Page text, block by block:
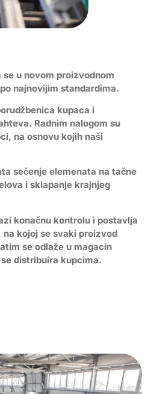
u novom proizvodnom
najnovijim standardima.
kupaca i
Radnim nalogom su
na osnovu kojih naši
sečenje elemenata na tačne
i sklapanje krajnjeg
konačnu kontrolu i postavlja
kojoj se svaki proizvod
se odlaže u magacin
distribuira kupcima.